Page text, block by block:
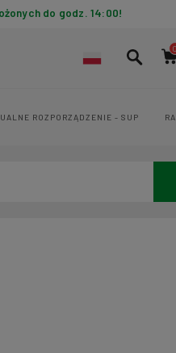
ROZPORZĄDZENIE - SUP
do godz. 14:00!